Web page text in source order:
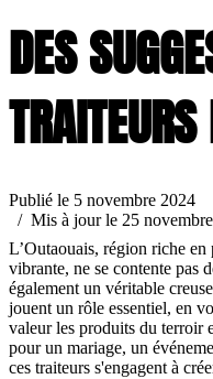
DES
Publié le 5 novembre 2024
/ Mis à jour le 25
L’Outaouais, région riche
vibrante, ne se contente pas
également un véritable
jouent un rôle essentiel, en
valeur les produits du terroir
pour un mariage, un
ces traiteurs s'engagent à